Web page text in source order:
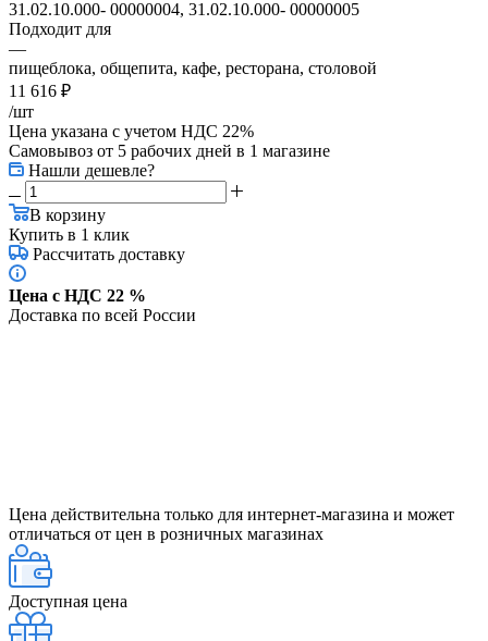
31.02.10.000- 00000004, 31.02.10.000- 00000005
Подходит для
—
пищеблока, общепита, кафе, ресторана, столовой
11 616 ₽
/шт
Цена указана с учетом НДС 22%
Самовывоз от 5 рабочих дней в 1 магазине
Нашли дешевле?
В корзину
Купить в 1 клик
Рассчитать доставку
Цена с НДС 22 %
Доставка по всей России
Цена действительна только для интернет-магазина и может
отличаться от цен в розничных магазинах
Доступная цена